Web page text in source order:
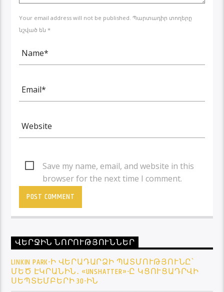
Your email address will not be published. Պարտադիր տողերը
նշված են *
Save my name, email, and website in this
browser for the next time I comment.
ՎԵՐՋԻՆ ՆՈՐՈՒԹՅՈՒՆՆԵՐ
LINKIN PARK-Ի ՎԵՐԱԴԱՐՁԻ ՊԱՏՄՈՒԹՅՈՒՆԸ՝
ՄԵԾ ԷԿՐԱՆԻՆ․ «UNSHATTER»-Ը ԿՑՈՒՑԱԴՐՎԻ
ՍԵՊՏԵՄԲԵՐԻ 30-ԻՆ